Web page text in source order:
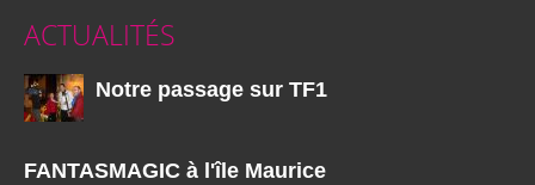
ACTUALITÉS
Notre passage sur TF1
FANTASMAGIC à l'île Maurice